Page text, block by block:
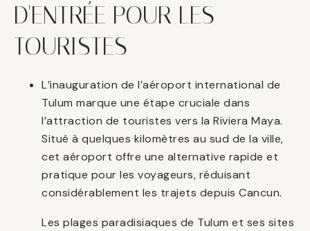
D'ENTRÉE POUR LES
TOURISTES
L’inauguration de l’aéroport international de
Tulum marque une étape cruciale dans
l’attraction de touristes vers la Riviera Maya.
Situé à quelques kilomètres au sud de la ville,
cet aéroport offre une alternative rapide et
pratique pour les voyageurs, réduisant
considérablement les trajets depuis Cancun.
Les plages paradisiaques de Tulum et ses sites